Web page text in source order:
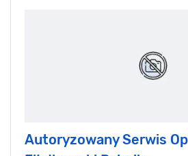
Autoryzowany Serwis